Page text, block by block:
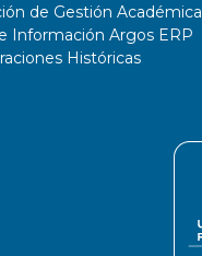
de Gestión Académica
Información Argos ERP
Históricas